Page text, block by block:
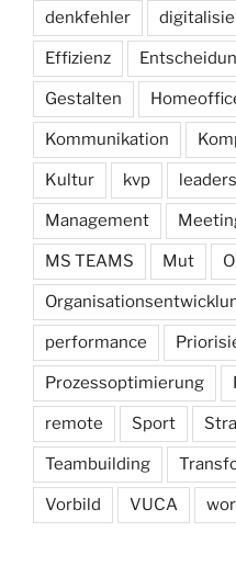
denkfehler
Effizienz
Gestalten
Kommunikation
Kultur kvp
Management
MS TEAMS Mut
performance
Prozessoptimierung
remote Sport
Teambuilding
Vorbild VUCA